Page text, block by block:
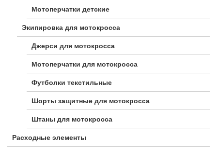
Мотоперчатки детские
Экипировка для мотокросса
Джерси для мотокросса
Мотоперчатки для мотокросса
Футболки текстильные
Шорты защитные для мотокросса
Штаны для мотокросса
Расходные элементы